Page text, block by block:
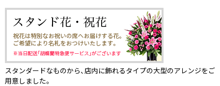
スタンダードなものから、店内に飾れるタイプの大型のアレンジをご
用意しました。